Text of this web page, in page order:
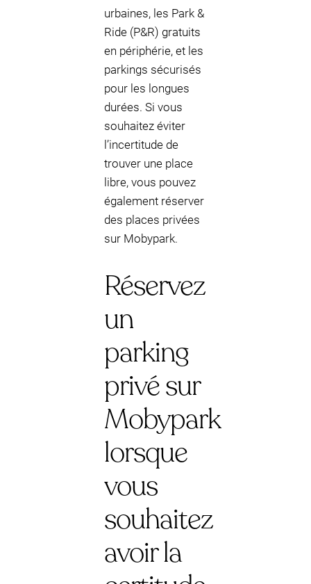
urbaines, les Park &
Ride (P&R) gratuits
en périphérie, et les
parkings sécurisés
pour les longues
durées. Si vous
souhaitez éviter
l’incertitude de
trouver une place
libre, vous pouvez
également réserver
des places privées
sur Mobypark.
Réservez
un
parking
privé sur
Mobypark
lorsque
vous
souhaitez
avoir la